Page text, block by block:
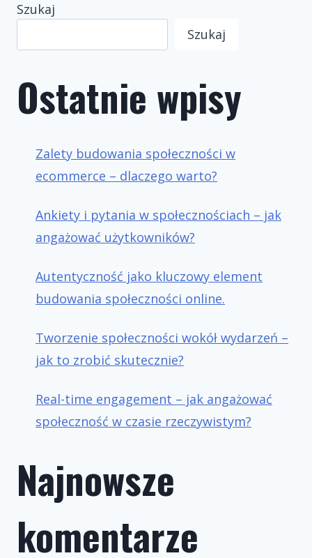
Szukaj
Szukaj
Ostatnie wpisy
Zalety budowania społeczności w
ecommerce – dlaczego warto?
Ankiety i pytania w społecznościach – jak
angażować użytkowników?
Autentyczność jako kluczowy element
budowania społeczności online.
Tworzenie społeczności wokół wydarzeń –
jak to zrobić skutecznie?
Real-time engagement – jak angażować
społeczność w czasie rzeczywistym?
Najnowsze
komentarze